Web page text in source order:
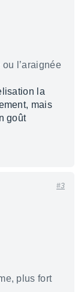
l’araignée
la
mais
goût
#3
plus fort